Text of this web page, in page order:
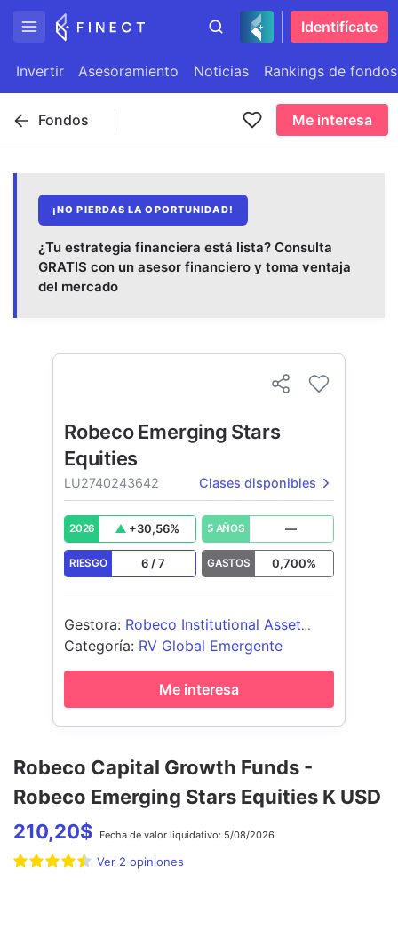
Identifícate
Invertir Asesoramiento Noticias Rankings de fondos
Fondos Me interesa
¡NO PIERDAS LA OPORTUNIDAD!
¿Tu estrategia financiera está lista? Consulta
GRATIS con un asesor financiero y toma ventaja
del mercado
Robeco Capital Growth Funds -
Robeco Emerging Stars Equities K USD
210,20$ Fecha de valor liquidativo: 5/08/2026
Ver 2 opiniones
Robeco Emerging Stars
Equities
LU2740243642 Clases disponibles
2026 +30,56% 5 AÑOS —
RIESGO 6 /7 GASTOS 0,700%
Gestora: Robeco Institutional Asset
Management BV
Categoría: RV Global Emergente
Me interesa